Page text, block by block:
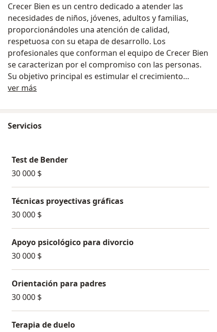
Crecer Bien es un centro dedicado a atender las
necesidades de niños, jóvenes, adultos y familias,
proporcionándoles una atención de calidad,
respetuosa con su etapa de desarrollo. Los
profesionales que conforman el equipo de Crecer Bien
se caracterizan por el compromiso con las personas.
Su objetivo principal es estimular el crecimiento
armónico y positivo de los individuos.Contamos con
ver más
Servicios
Test de Bender
30 000 $
Técnicas proyectivas gráficas
30 000 $
Apoyo psicológico para divorcio
30 000 $
Orientación para padres
30 000 $
Terapia de duelo